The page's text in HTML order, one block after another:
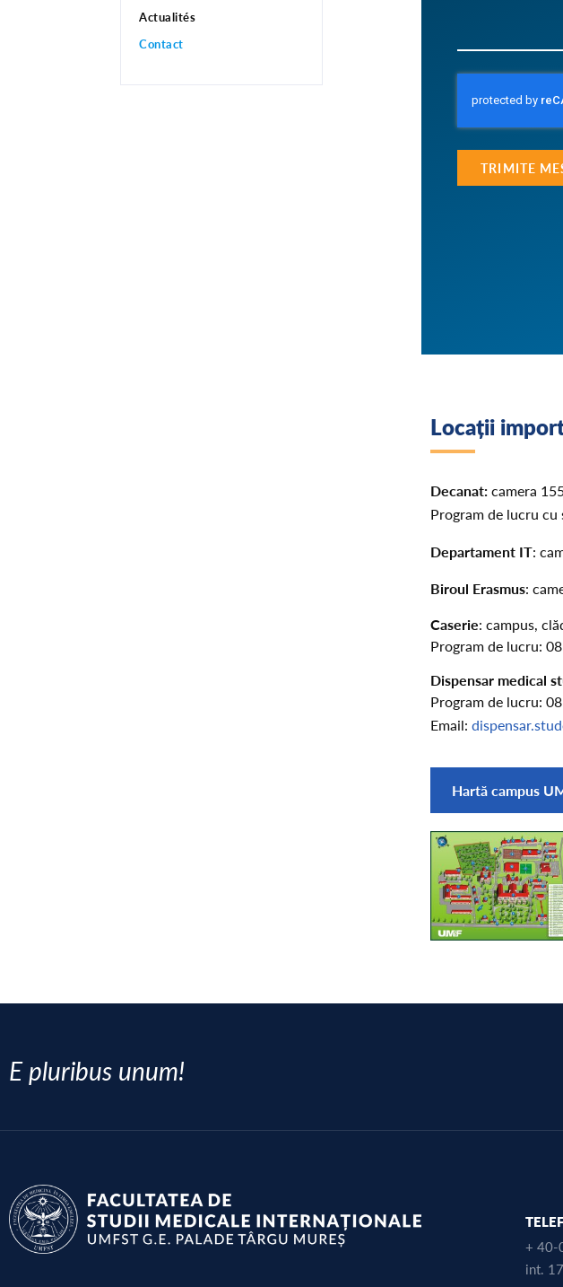
Actualités
Contact
TRIMITE
Locații
Decanat:camera
Program de lucru
Departament IT:
Biroul Erasmus:
Caserie: campus,
Program de lucru:
Dispensar medical
Program de lucru:
Email:
Hartă campus
E pluribus unum!
+ 40-
int.